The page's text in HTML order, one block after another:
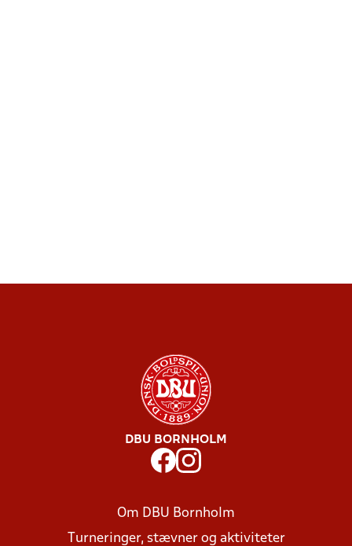
DBU BORNHOLM
Om DBU Bornholm
Turneringer, stævner og aktiviteter